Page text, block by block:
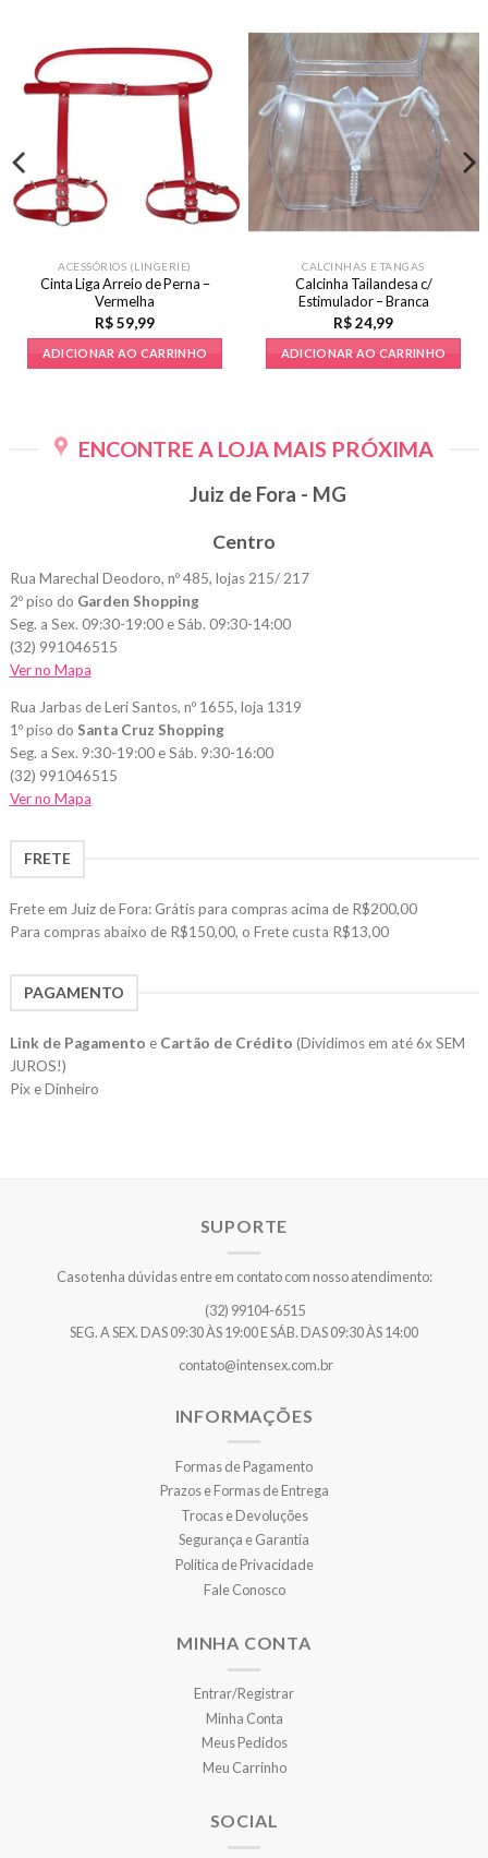
ACESSÓRIOS (LINGERIE)
Cinta Liga Arreio de Perna –
Vermelha
R$59,99
ADICIONAR AO CARRINHO
CALCINHAS E TANGAS
Calcinha Tailandesa c/
Estimulador – Branca
R$24,99
ADICIONAR AO CARRINHO
ENCONTRE A LOJA MAIS PRÓXIMA
Juiz de Fora - MG
Centro
Rua Marechal Deodoro, nº 485, lojas 215/ 217
2º piso do Garden Shopping
Seg. a Sex. 09:30-19:00 e Sáb. 09:30-14:00
(32) 991046515
Ver no Mapa
Rua Jarbas de Leri Santos, nº 1655, loja 1319
1º piso do Santa Cruz Shopping
Seg. a Sex. 9:30-19:00 e Sáb. 9:30-16:00
(32) 991046515
Ver no Mapa
FRETE
Frete em Juiz de Fora: Grátis para compras acima de R$200,00
Para compras abaixo de R$150,00, o Frete custa R$13,00
PAGAMENTO
Link de Pagamento e Cartão de Crédito (Dividimos em até 6x SEM
JUROS!)
Pix e Dinheiro
SUPORTE
Caso tenha dúvidas entre em contato com nosso atendimento:
(32) 99104-6515
SEG. A SEX. DAS 09:30 ÀS 19:00 E SÁB. DAS 09:30 ÀS 14:00
contato@intensex.com.br
INFORMAÇÕES
Formas de Pagamento
Prazos e Formas de Entrega
Trocas e Devoluções
Segurança e Garantia
Política de Privacidade
Fale Conosco
MINHA CONTA
Entrar/Registrar
Minha Conta
Meus Pedidos
Meu Carrinho
SOCIAL